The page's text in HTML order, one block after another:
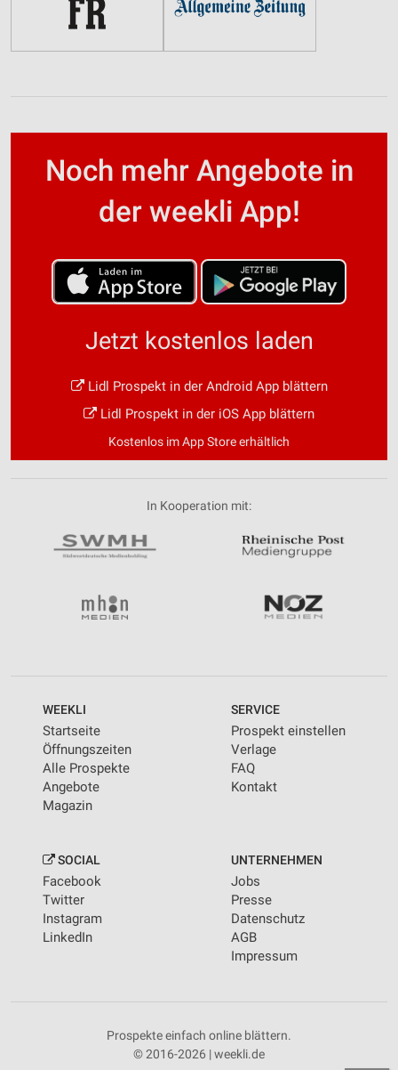
Noch mehr Angebote in
der weekli App!
Jetzt kostenlos laden
Lidl Prospekt in der Android App blättern
Lidl Prospekt in der iOS App blättern
Kostenlos im App Store erhältlich
In Kooperation mit:
WEEKLI
Startseite
Öffnungszeiten
Alle Prospekte
Angebote
Magazin
SERVICE
Prospekt einstellen
Verlage
FAQ
Kontakt
SOCIAL
Facebook
Twitter
Instagram
LinkedIn
UNTERNEHMEN
Jobs
Presse
Datenschutz
AGB
Impressum
Prospekte einfach online blättern.
© 2016-2026 | weekli.de